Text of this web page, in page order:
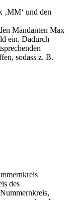
‚MM‘ und den
Mandanten Max
ein. Dadurch
sodass z. B.
des